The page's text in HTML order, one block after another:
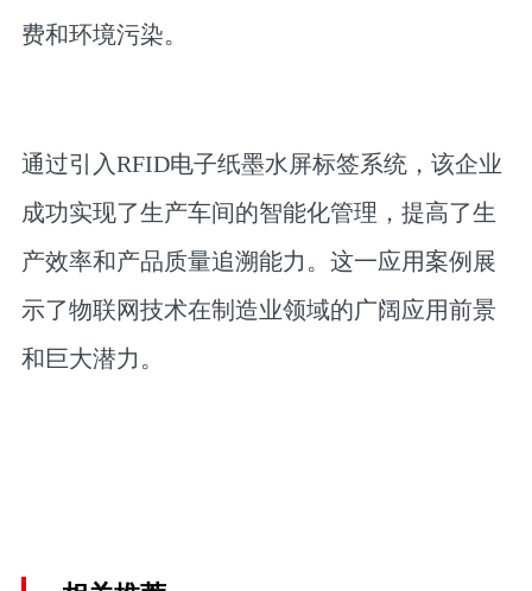
费和环境污染。
通过引入RFID电子纸墨水屏标签系统，该企业
成功实现了生产车间的智能化管理，提高了生
产效率和产品质量追溯能力。这一应用案例展
示了物联网技术在制造业领域的广阔应用前景
和巨大潜力。